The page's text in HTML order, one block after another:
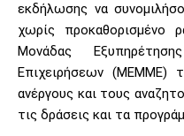
εκδήλωσης να
χωρίς προκαθορισμένο
Μονάδας
Επιχειρήσεων (ΜΕΜΜΕ)
ανέργους και τους
τις δράσεις και τα